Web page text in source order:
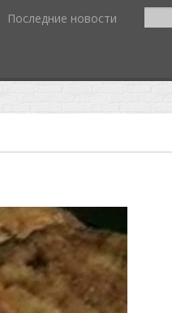
Последние новости